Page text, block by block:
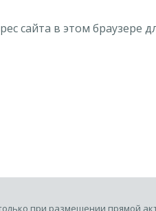
сайта в этом браузере
при размещении прямой